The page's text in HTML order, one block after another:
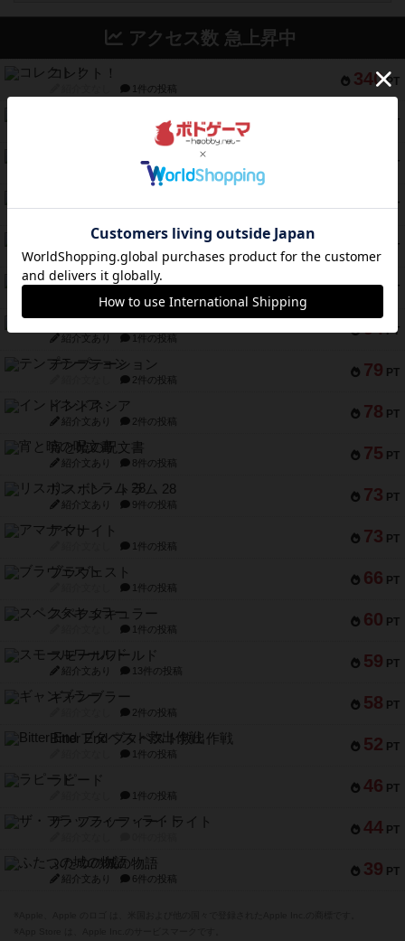
アクセス数 急上昇中
340 PT
コレクト！
1件の投稿
PT
2件の投稿
PT
1件の投稿
203 PT
PT
紹介文あり 1件の投稿
108 PT
ファースト・イン・フライト
紹介文あり 3件の投稿
94 PT
モズビ－ズ・レイダ－ズ
紹介文あり 1件の投稿
79 PT
テンプテーション
2件の投稿
78 PT
インドネシア
紹介文あり 2件の投稿
75 PT
宵と暁の呪文書
紹介文あり 8件の投稿
73 PT
リスボン・トラム 28
紹介文あり 9件の投稿
73 PT
アマナイト
1件の投稿
66 PT
ブラヴェスト
1件の投稿
60 PT
スペクタキュラー
1件の投稿
59 PT
スモールワールド
紹介文あり 13件の投稿
58 PT
ギャンブラー
2件の投稿
52 PT
Bitter End ブタペスト救出作戦
1件の投稿
46 PT
ラピード
1件の投稿
44 PT
ザ・フラッフィー・ライト
39 PT
ふたつの城の物語
紹介文あり 6件の投稿